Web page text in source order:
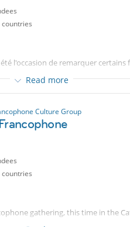
en votre compagnie !
l'occasion de remarquer certains
prometteuse, 'La femme la plus
francophone au Café français
en votre compagnie !
Read more
Culture Group
gathering, this time in the